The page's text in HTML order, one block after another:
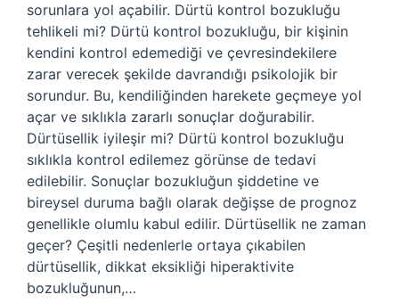
sorunlara yol açabilir. Dürtü kontrol bozukluğu
tehlikeli mi? Dürtü kontrol bozukluğu, bir kişinin
kendini kontrol edemediği ve çevresindekilere
zarar verecek şekilde davrandığı psikolojik bir
sorundur. Bu, kendiliğinden harekete geçmeye yol
açar ve sıklıkla zararlı sonuçlar doğurabilir.
Dürtüsellik iyileşir mi? Dürtü kontrol bozukluğu
sıklıkla kontrol edilemez görünse de tedavi
edilebilir. Sonuçlar bozukluğun şiddetine ve
bireysel duruma bağlı olarak değişse de prognoz
genellikle olumlu kabul edilir. Dürtüsellik ne zaman
geçer? Çeşitli nedenlerle ortaya çıkabilen
dürtüsellik, dikkat eksikliği hiperaktivite
bozukluğunun,…